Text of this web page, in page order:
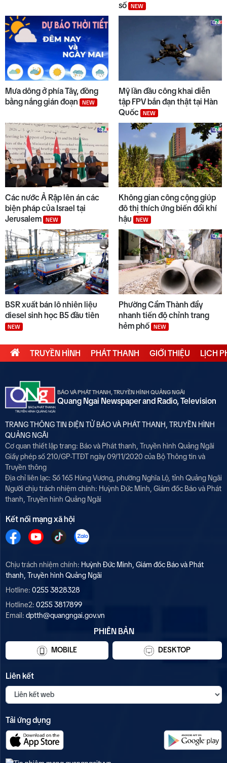
8
Đẩy nhanh tiến độ các dự án
trọng điểm
9
Quyết liệt tháo gỡ các dự án tồn
đọng, kéo dài
10
Trường biên giới sẵn sàng đón
năm học mới
số
NEW
Mưa dông ở phía Tây, đồng
bằng nắng gián đoạn
NEW
Mỹ lần đầu công khai diễn
tập FPV bắn đạn thật tại Hàn
Quốc
NEW
Các nước Ả Rập lên án các
biện pháp của Israel tại
Jerusalem
NEW
Không gian công cộng giúp
đô thị thích ứng biến đổi khí
hậu
NEW
BSR xuất bán lô nhiên liệu
diesel sinh học B5 đầu tiên
NEW
Phường Cẩm Thành đẩy
nhanh tiến độ chỉnh trang
hẻm phố
NEW
TRUYỀN HÌNH PHÁT THANH GIỚI THIỆU LỊCH
BÁO VÀ PHÁT THANH, TRUYỀN HÌNH QUẢNG NGÃI
Quang Ngai Newspaper and Radio, Television
TRANG THÔNG TIN ĐIỆN TỬ BÁO VÀ PHÁT THANH, TRUYỀN HÌNH
QUẢNG NGÃI
Cơ quan thiết lập trang: Báo và Phát thanh, Truyền hình Quảng Ngãi
Giấy phép số 210/GP-TTĐT ngày 09/11/2020 của Bộ Thông tin và
Truyền thông
Địa chỉ liên lạc: Số 165 Hùng Vương, phường Nghĩa Lộ, tỉnh Quảng Ngãi
Người chịu trách nhiệm chính: Huỳnh Đức Minh, Giám đốc Báo và Phát
thanh, Truyền hình Quảng Ngãi
Kết nối mạng xã hội
Chịu trách nhiệm chính: Huỳnh Đức Minh, Giám đốc Báo và Phát
thanh, Truyền hình Quảng Ngãi
Hotline: 0255 3828328
Hotline2: 0255 3817899
Email: dptth@quangngai.gov.vn
PHIÊN BẢN
MOBILE DESKTOP
Liên kết
Tải ứng dụng